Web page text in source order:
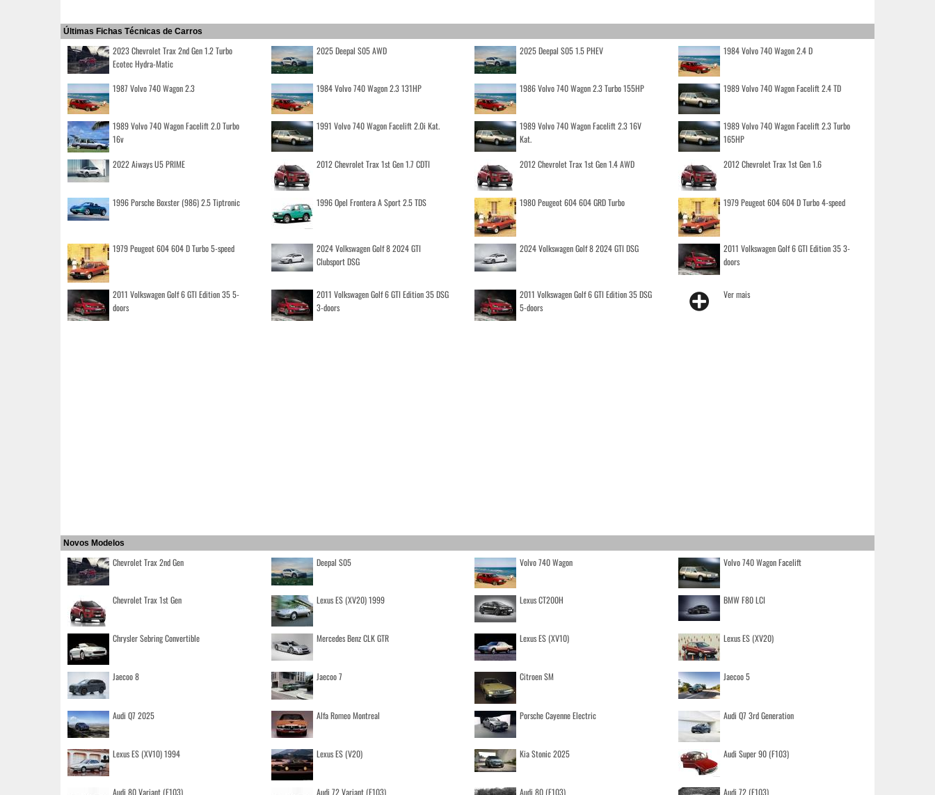
Últimas Fichas Técnicas de Carros
2023 Chevrolet Trax 2nd Gen 1.2 Turbo
Ecotec Hydra-Matic
2025 Deepal S05 AWD 2025 Deepal S05 1.5 PHEV 1984 Volvo 740 Wagon 2.4 D
1987 Volvo 740 Wagon 2.3 1984 Volvo 740 Wagon 2.3 131HP 1986 Volvo 740 Wagon 2.3 Turbo 155HP 1989 Volvo 740 Wagon Facelift 2.4 TD
1989 Volvo 740 Wagon Facelift 2.0 Turbo
16v
1991 Volvo 740 Wagon Facelift 2.0i Kat.
1989 Volvo 740 Wagon Facelift 2.3 16V
Kat.
1989 Volvo 740 Wagon Facelift 2.3 Turbo
165HP
2022 Aiways U5 PRIME 2012 Chevrolet Trax 1st Gen 1.7 CDTI 2012 Chevrolet Trax 1st Gen 1.4 AWD 2012 Chevrolet Trax 1st Gen 1.6
1996 Porsche Boxster (986) 2.5 Tiptronic 1996 Opel Frontera A Sport 2.5 TDS 1980 Peugeot 604 604 GRD Turbo 1979 Peugeot 604 604 D Turbo 4-speed
1979 Peugeot 604 604 D Turbo 5-speed
2024 Volkswagen Golf 8 2024 GTI
Clubsport DSG
2024 Volkswagen Golf 8 2024 GTI DSG
2011 Volkswagen Golf 6 GTI Edition 35 3-
doors
2011 Volkswagen Golf 6 GTI Edition 35 5-
doors
2011 Volkswagen Golf 6 GTI Edition 35 DSG
3-doors
2011 Volkswagen Golf 6 GTI Edition 35 DSG
5-doors
Ver mais
Novos Modelos
Chevrolet Trax 2nd Gen Deepal S05 Volvo 740 Wagon Volvo 740 Wagon Facelift
Chevrolet Trax 1st Gen Lexus ES (XV20) 1999 Lexus CT200H BMW F80 LCI
Chrysler Sebring Convertible Mercedes Benz CLK GTR Lexus ES (XV10) Lexus ES (XV20)
Jaecoo 8 Jaecoo 7 Citroen SM Jaecoo 5
Audi Q7 2025 Alfa Romeo Montreal Porsche Cayenne Electric Audi Q7 3rd Generation
Lexus ES (XV10) 1994 Lexus ES (V20) Kia Stonic 2025 Audi Super 90 (F103)
Audi 80 Variant (F103) Audi 72 Variant (F103) Audi 80 (F103) Audi 72 (F103)